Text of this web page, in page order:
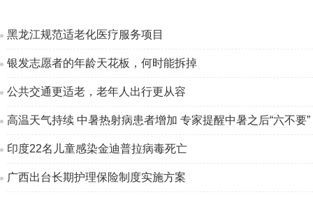
黑龙江规范适老化医疗服务项目
银发志愿者的年龄天花板，何时能拆掉
公共交通更适老，老年人出行更从容
高温天气持续 中暑热射病患者增加 专家提醒中暑之后“六不要”
印度22名儿童感染金迪普拉病毒死亡
广西出台长期护理保险制度实施方案